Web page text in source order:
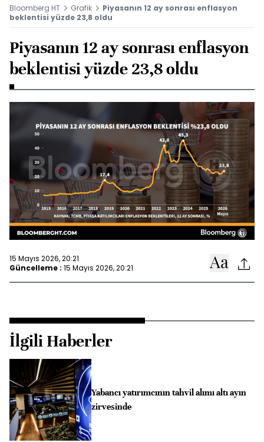
Bloomberg HT Grafik
Piyasanın 12 ay sonrası enflasyon
beklentisi yüzde 23,8 oldu
Piyasanın 12 ay sonrası enflasyon
beklentisi yüzde 23,8 oldu
15 Mayıs 2026, 20:21
Güncelleme : 15 Mayıs 2026, 20:21
İlgili Haberler
Yabancı yatırımcının tahvil alımı altı ayın
zirvesinde